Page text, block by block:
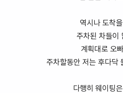
역시나 도착을
주차된 차들이
계획대로 오빠
주차할동안 저는 후다닥
다행히 웨이팅